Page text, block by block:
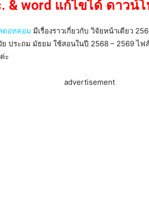
& word แก้ไขได้ ดาวน์
ดอทคอม มีเรื่องราวเกี่ยวกับ วิจัยหน้าเดียว
ย ประถม มัธยม ใช้สอนในปี 2568 – 2569 ไ
ะ
advertisement